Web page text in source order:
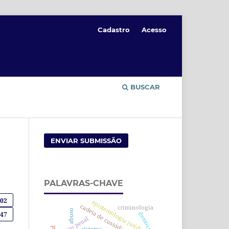
BUSCAR
Cadastro Acesso
47
ENVIAR SUBMISSÃO
PALAVRAS-CHAVE
cadeia de custódia
epistemologia jurídica
abuso
criminologia